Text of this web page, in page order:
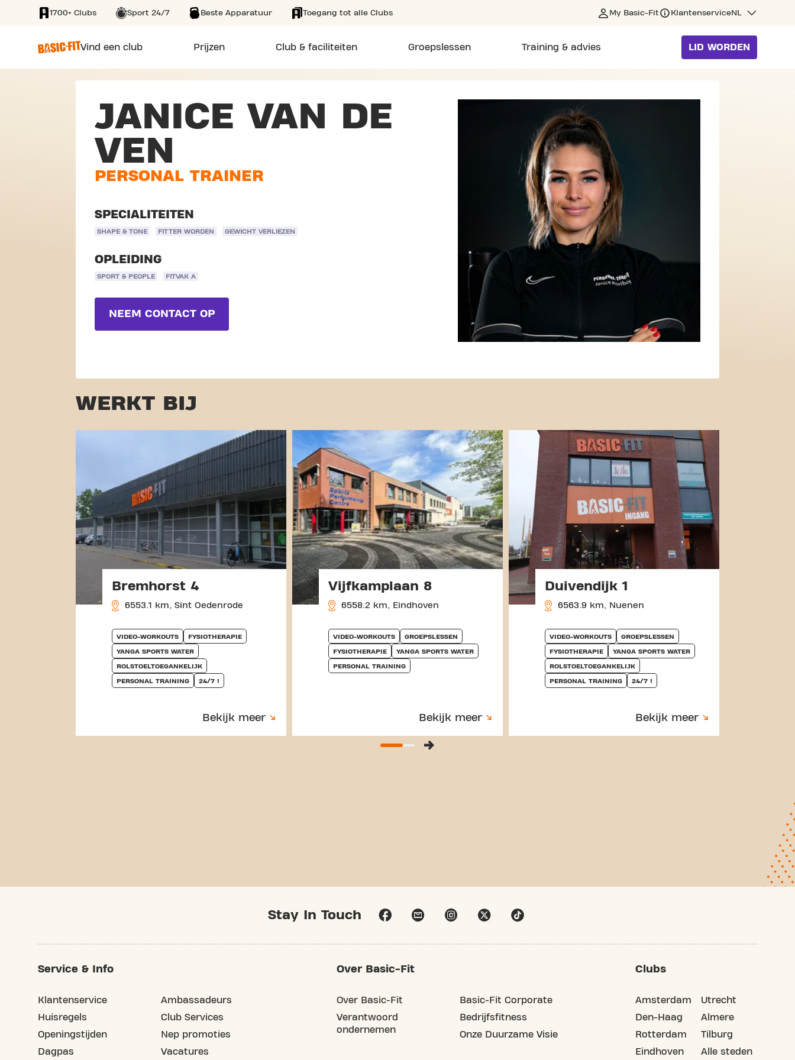
SKIP TO MAIN CONTENT
1700+ Clubs Sport 24/7 Beste Apparatuur Toegang tot alle Clubs My Basic-Fit KlantenserviceNL
Vind een club Prijzen Club & faciliteiten Groepslessen Training & advies LID WORDEN
JANICE VAN DE
VEN
PERSONAL TRAINER
SPECIALITEITEN
SHAPE & TONE FITTER WORDEN GEWICHT VERLIEZEN
OPLEIDING
SPORT & PEOPLE FITVAK A
NEEM CONTACT OP
WERKT BIJ
Bremhorst 4
6553.1 km, Sint Oedenrode
VIDEO-WORKOUTS FYSIOTHERAPIE
YANGA SPORTS WATER
ROLSTOELTOEGANKELIJK
PERSONAL TRAINING 24/7 !
Bekijk meer
Vijfkamplaan 8
6558.2 km, Eindhoven
VIDEO-WORKOUTS GROEPSLESSEN
FYSIOTHERAPIE YANGA SPORTS WATER
PERSONAL TRAINING
Bekijk meer
Duivendijk 1
6563.9 km, Nuenen
VIDEO-WORKOUTS GROEPSLESSEN
FYSIOTHERAPIE YANGA SPORTS WATER
ROLSTOELTOEGANKELIJK
PERSONAL TRAINING 24/7 !
Bekijk meer
Stay In Touch
Service & Info
Klantenservice
Huisregels
Openingstijden
Dagpas
Ambassadeurs
Club Services
Nep promoties
Vacatures
Over Basic-Fit
Over Basic-Fit
Verantwoord
ondernemen
Basic-Fit Corporate
Bedrijfsfitness
Onze Duurzame Visie
Clubs
Amsterdam
Den-Haag
Rotterdam
Eindhoven
Utrecht
Almere
Tilburg
Alle steden